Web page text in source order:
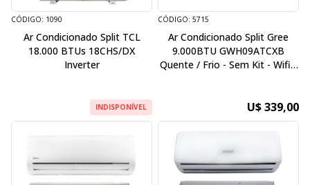
CÓDIGO: 1090
Ar Condicionado Split TCL
18.000 BTUs 18CHS/DX
Inverter
INDISPONÍVEL
CÓDIGO: 5715
Ar Condicionado Split Gree
9.000BTU GWH09ATCXB
Quente / Frio - Sem Kit - Wifi -
U$ 339,00